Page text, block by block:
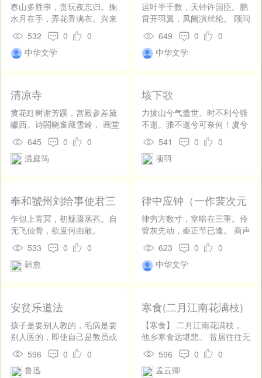
春山多胜事，赏玩夜忘归。掬
水月在手，弄花香满衣。兴来
无远近，欲去惜芳菲。南望鸣
钟处，楼台深翠微。
532 0
0
中华文学
运叶半千数，天钟许国臣。鹏
霄开羽翼，凤阙演丝纶。 顾问
当清夜，从容向紫宸。立言成
雅诰，正意叙彝伦。 朴素偕前
哲，馨香越搢绅。褒辞光万
幻，物外意通津。 吊往兼春
梦，文高赋复新。琴弹三峡
水，屏画十洲春。 庭冷铺苔
色，池寒浸月轮。竹风来枕
簟，药气上衣巾。 茶谱传溪
叟，棋经受羽人。清虚虽得
趣，献替不妨陈。 杞梓呈才
难，无门得望尘。忙忙罹险
阻，往往耗精神。 寻果巢枝
愿，终全负米身。遭逢敦孝
治，蹇塞值通津。 最庆清朝
禄，还沾白发亲。甘柔心既
遂，虚薄报何因。 远宦联绵
历，卑栖夙夜勤。良时空爱
649 0
0
中华文学
清凉寺
黄花红树谢芳蹊，宫殿参差黛
巘西。诗閤晓窗藏雪岭， 画堂
秋水接蓝溪。松飘晚吹摐金
铎，竹荫寒苔上石梯。 妙迹奇
名竟何在，下方烟暝草萋萋。
645 0
0
温庭筠
垓下歌
力拔山兮气盖世。时不利兮骓
不逝。骓不逝兮可奈何！虞兮
虞兮奈若何！
541 0
0
项羽
奉和虢州刘给事使君三
堂新题二十一咏。梯桥
乍似上青冥，初疑蹑菡萏。自
无飞仙骨，欲度何由敢。
533
0
0
韩愈
律中应钟（一作裴次元
诗）
律穷方数寸，室暗在三重。伶
管灰先动，秦正节已逢。 商声
辞玉笛，羽调入金钟。密叶翻
霜彩，轻冰敛水容。 望鸿南去
绝，迎气北来浓。愿托无凋
623 0
0
中华文学
安贫乐道法
孩子是要别人教的，毛病是要
别人医的，即使自己是教员或
医生。但做人处世的法子，却
恐怕要自己斟酌，许多别人开
来的良方，往往不过是废纸。
596 0
0
鲁迅
寒食(二月江南花满枝)
【寒食】 二月江南花满枝，
他乡寒食远堪悲。 贫居往往无
烟火， 不独明朝为子推。
596 0
0
孟云卿